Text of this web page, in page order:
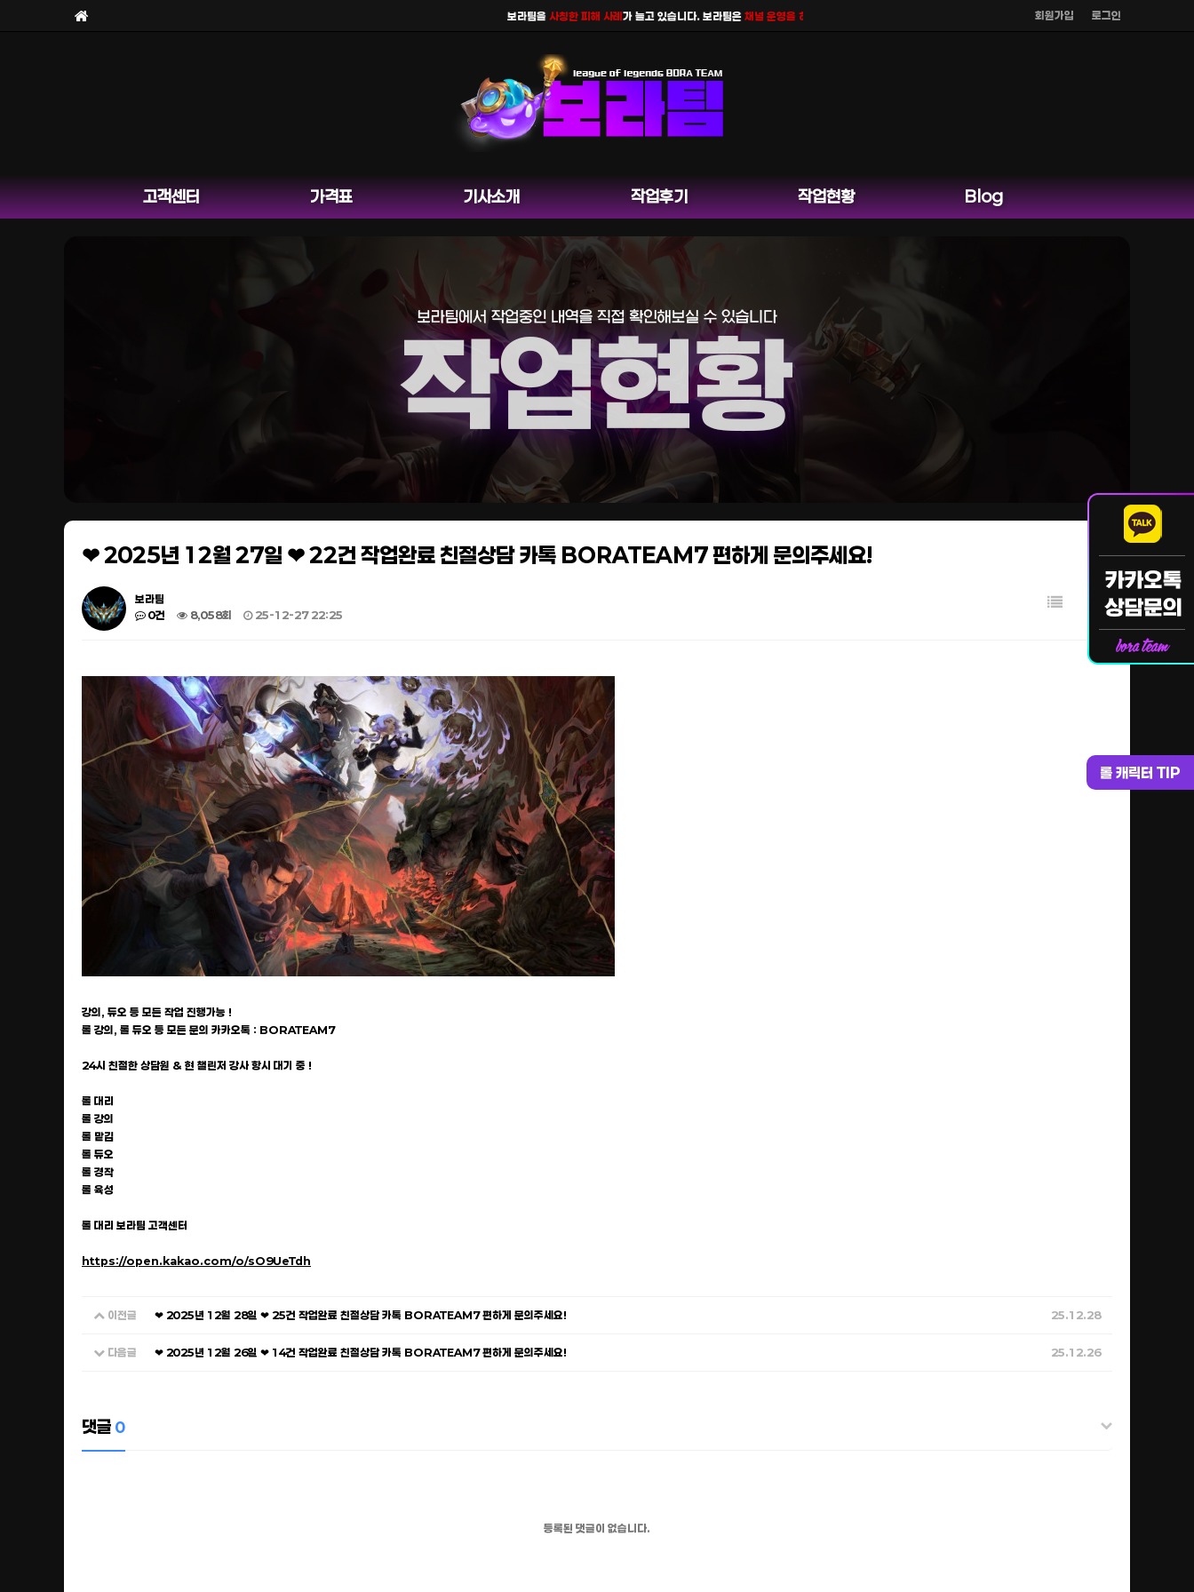
회원가입 로그인
보라팀을사칭한 피해 사례가 늘고 있습니다. 보라팀은채널 운영을 하지 않으며 공식 홈페이지 카카오톡 외 다른 채팅은 운영하지 않습니다.
롤 캐릭터 TIP
고객센터 가격표 기사소개 작업후기 작업현황 Blog
❤ 2025년 12월 27일 ❤ 22건 작업완료 친절상담 카톡 BORATEAM7 편하게 문의주세요!
보라팀
0건
8,058회 25-12-27 22:25
강의, 듀오 등 모든 작업 진행가능 !
롤 강의, 롤 듀오 등 모든 문의 카카오톡 : BORATEAM7
24시 친절한 상담원 & 현 챌린저 강사 항시 대기 중 !
롤 대리
롤 강의
롤 맡김
롤 듀오
롤 경작
롤 육성
롤 대리 보라팀 고객센터
https://open.kakao.com/o/sO9UeTdh
이전글 ❤ 2025년 12월 28일 ❤ 25건 작업완료 친절상담 카톡 BORATEAM7 편하게 문의주세요! 25.12.28
다음글 ❤ 2025년 12월 26일 ❤ 14건 작업완료 친절상담 카톡 BORATEAM7 편하게 문의주세요! 25.12.26
댓글 0
등록된 댓글이 없습니다.